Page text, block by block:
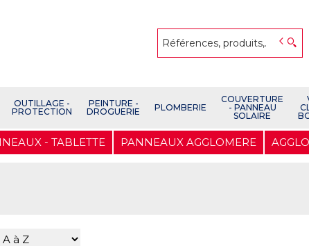
OUTILLAGE -
PROTECTION
PEINTURE -
DROGUERIE
PLOMBERIE
COUVERTURE
- PANNEAU
SOLAIRE
- TABLETTE PANNEAUX AGGLOMERE